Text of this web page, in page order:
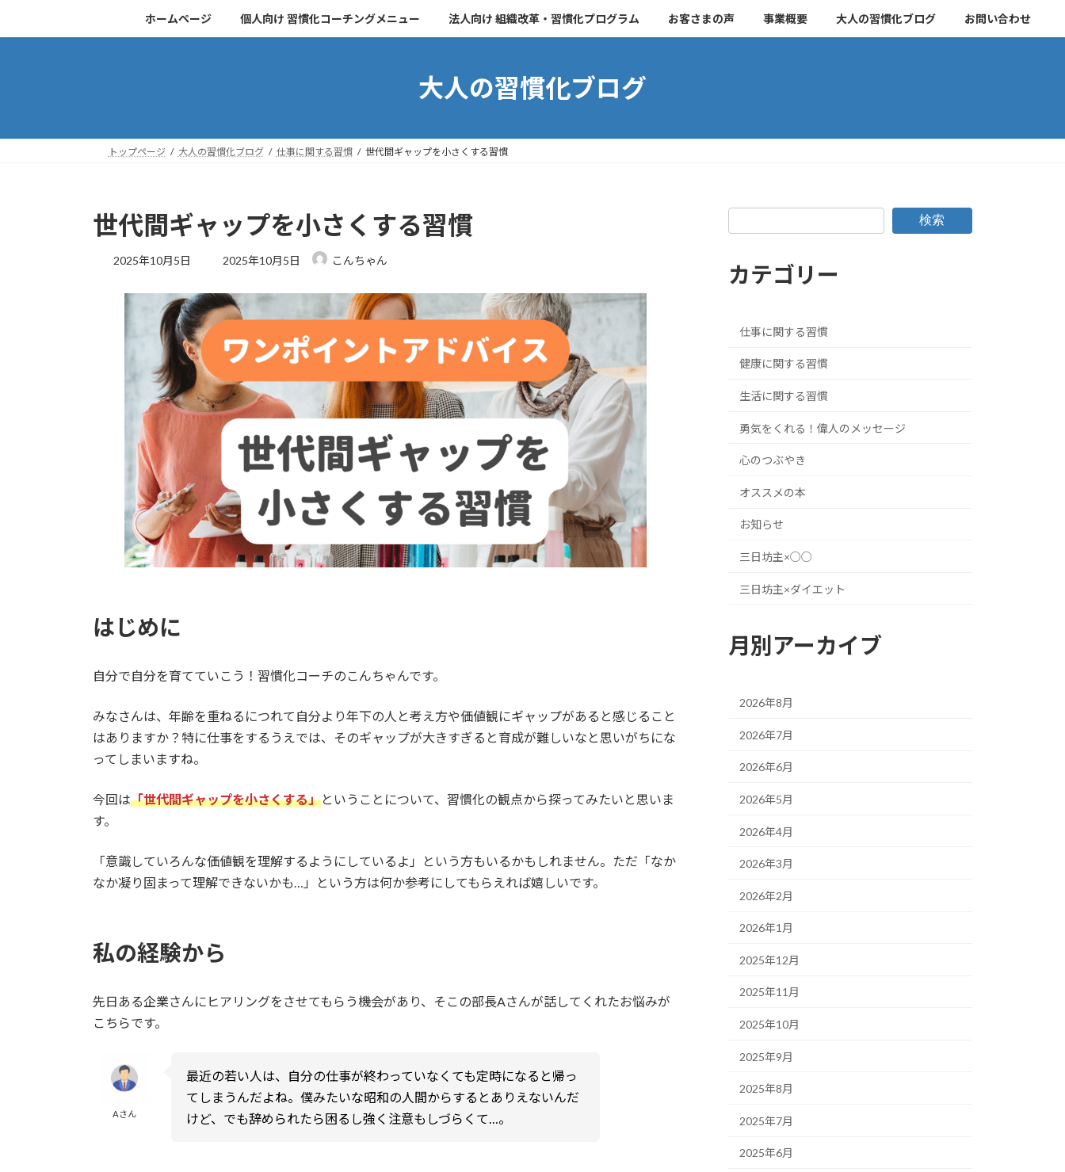
キ
に
ホームページ 個人向け 習慣化コーチングメニュー 法人向け 組織改革・習慣化プログラム お客さまの声 事業概要 大人の習慣化ブログ お問い合わせ
大人の習慣化ブログ
トップページ 大人の習慣化ブログ 仕事に関する習慣 世代間ギャップを小さくする習慣
世代間ギャップを小さくする習慣
2025年10月5日
最
新
日
:
2025年10月5日 こんちゃん
はじめに
自分で自分を育てていこう！習慣化コーチのこんちゃんです。
みなさんは、年齢を重ねるにつれて自分より年下の人と考え方や価値観にギャップがあると感じること
はありますか？特に仕事をするうえでは、そのギャップが大きすぎると育成が難しいなと思いがちにな
ってしまいますね。
今回は「世代間ギャップを小さくする」ということについて、習慣化の観点から探ってみたいと思いま
す。
「意識していろんな価値観を理解するようにしているよ」という方もいるかもしれません。ただ「なか
なか凝り固まって理解できないかも…」という方は何か参考にしてもらえれば嬉しいです。
私の経験から
先日ある企業さんにヒアリングをさせてもらう機会があり、そこの部長Aさんが話してくれたお悩みが
こちらです。
Aさん
最近の若い人は、自分の仕事が終わっていなくても定時になると帰っ
てしまうんだよね。僕みたいな昭和の人間からするとありえないんだ
けど、でも辞められたら困るし強く注意もしづらくて…。
検索
カテゴリー
仕事に関する習慣
健康に関する習慣
生活に関する習慣
勇気をくれる！偉人のメッセージ
心のつぶやき
オススメの本
お知らせ
三日坊主×○○
三日坊主×ダイエット
月別アーカイブ
2026年8月
2026年7月
2026年6月
2026年5月
2026年4月
2026年3月
2026年2月
2026年1月
2025年12月
2025年11月
2025年10月
2025年9月
2025年8月
2025年7月
2025年6月